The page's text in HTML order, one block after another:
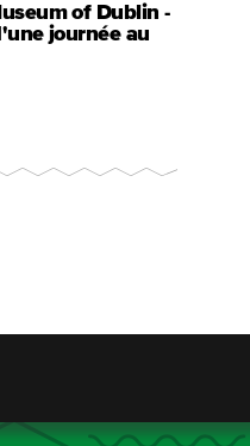
of Dublin -
journée au